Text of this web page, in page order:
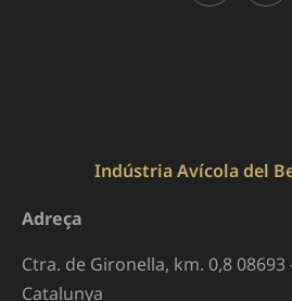
Indústria Avícola del
Adreça
Ctra. de Gironella, km. 0,8 08693
Catalunya